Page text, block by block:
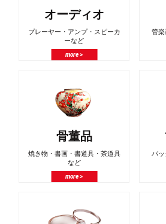
オーディオ
プレーヤー・アンプ・スピーカ
ーなど
more >
管楽
骨董品
焼き物・書画・書道具・茶道具
など
more >
バ